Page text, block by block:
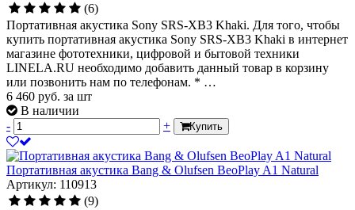
(6)
Портативная акустика Sony SRS-XB3 Khaki. Для того, чтобы
купить портативная акустика Sony SRS-XB3 Khaki в интернет
магазине фототехники, цифровой и бытовой техники
LINELA.RU необходимо добавить данный товар в корзину
или позвонить нам по телефонам. * …
6 460 руб. за шт
В наличии
-
+ Купить
Портативная акустика Bang & Olufsen BeoPlay A1 Natural
Артикул: 110913
(9)